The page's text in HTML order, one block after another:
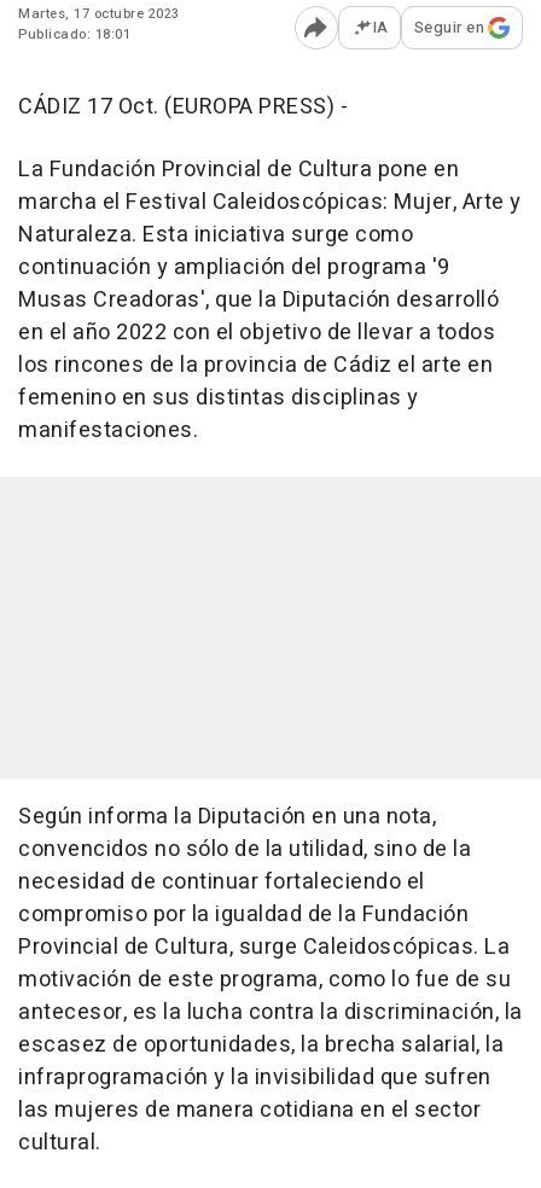
Martes, 17 octubre 2023
Publicado: 18:01
Abrir opciones para
IA Seguir en
CÁDIZ 17 Oct. (EUROPA PRESS) -
La Fundación Provincial de Cultura pone en
marcha el Festival Caleidoscópicas: Mujer, Arte y
Naturaleza. Esta iniciativa surge como
continuación y ampliación del programa '9
Musas Creadoras', que la Diputación desarrolló
en el año 2022 con el objetivo de llevar a todos
los rincones de la provincia de Cádiz el arte en
femenino en sus distintas disciplinas y
manifestaciones.
Según informa la Diputación en una nota,
convencidos no sólo de la utilidad, sino de la
necesidad de continuar fortaleciendo el
compromiso por la igualdad de la Fundación
Provincial de Cultura, surge Caleidoscópicas. La
motivación de este programa, como lo fue de su
antecesor, es la lucha contra la discriminación, la
escasez de oportunidades, la brecha salarial, la
infraprogramación y la invisibilidad que sufren
las mujeres de manera cotidiana en el sector
cultural.